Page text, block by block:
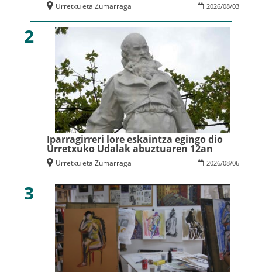
2026/08/03
Urretxu eta Zumarraga
2
Iparragirreri lore eskaintza egingo dio
Urretxuko Udalak abuztuaren 12an
2026/08/06
Urretxu eta Zumarraga
3